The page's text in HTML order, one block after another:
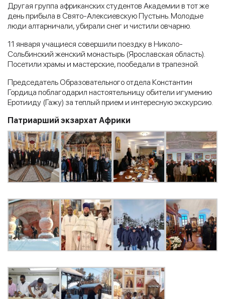
Другая группа африканских студентов Академии в тот же
день прибыла в Свято-Алексиевскую Пустынь. Молодые
люди алтарничали, убирали снег и чистили овчарню.
11 января учащиеся совершили поездку в Николо-
Сольбинский женский монастырь (Ярославская область).
Посетили храмы и мастерские, пообедали в трапезной.
Председатель Образовательного отдела Константин
Гордица поблагодарил настоятельницу обители игумению
Еротииду (Гажу) за теплый прием и интересную экскурсию.
Патриарший экзархат Африки